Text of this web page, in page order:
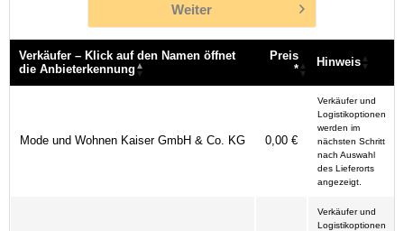
Weiter
Verkäufer – Klick auf den Namen öffnet
die Anbieterkennung
Preis
*
Hinweis
Mode und Wohnen Kaiser GmbH & Co. KG 0,00 €
Verkäufer und
Logistikoptionen
werden im
nächsten Schritt
nach Auswahl
des Lieferorts
angezeigt.
Verkäufer und
Logistikoptionen